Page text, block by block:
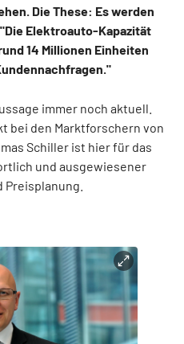
Die These: Es werden
Elektroauto-Kapazität
14 Millionen Einheiten
immer noch aktuell.
bei den Marktforschern von
Schiller ist hier für das
und ausgewiesener